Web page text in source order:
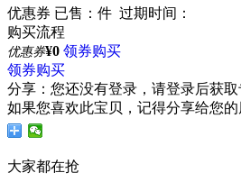
优惠券 已售：件 过期时间：
购买流程
优惠券¥0 领券购买
领券购买
分享： 您还没有登录，请登录后获取
如果您喜欢此宝贝，记得分享给您的
大家都在抢